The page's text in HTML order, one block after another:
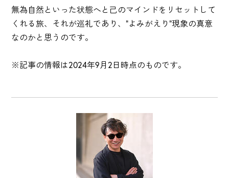
無為自然といった状態へと己のマインドをリセットして
くれる旅、それが巡礼であり、"よみがえり"現象の真意
なのかと思うのです。
※記事の情報は2024年9月2日時点のものです。